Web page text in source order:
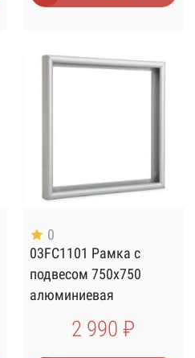
0
03FC1101 Рамка с
подвесом 750х750
алюминиевая
2 990 ₽